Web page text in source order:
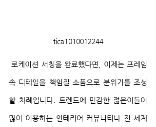
tica1010012244
속 디테일을 책임질 소품으로 분위기를 조성
할 차례입니다. 트렌드에 민감한 젊은이들이
많이 이용하는 인테리어 커뮤니티나 전 세계